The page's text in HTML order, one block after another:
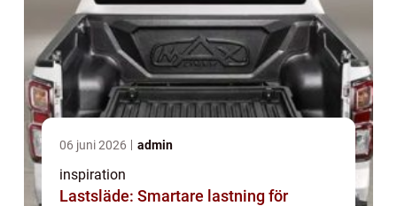
06 juni 2026 admin
inspiration
Lastsläde: Smartare lastning för